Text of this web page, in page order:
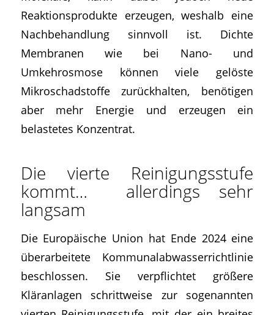
Reaktionsprodukte erzeugen, weshalb eine
Nachbehandlung sinnvoll ist. Dichte
Membranen wie bei Nano- und
Umkehrosmose können viele gelöste
Mikroschadstoffe zurückhalten, benötigen
aber mehr Energie und erzeugen ein
belastetes Konzentrat.
Die vierte Reinigungsstufe
kommt… allerdings sehr
langsam
Die Europäische Union hat Ende 2024 eine
überarbeitete Kommunalabwasserrichtlinie
beschlossen. Sie verpflichtet größere
Kläranlagen schrittweise zur sogenannten